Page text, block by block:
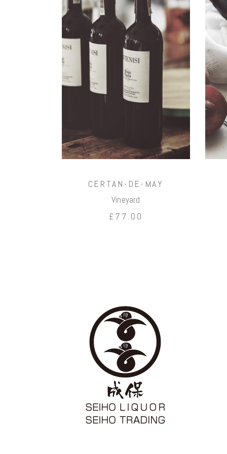
お買い
に追加
CERTAN-DE-MAY
Vineyard
£ 77.00